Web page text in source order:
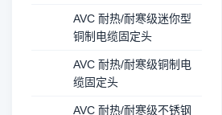
AVC 耐热/耐寒级迷你型
铜制电缆固定头
AVC 耐热/耐寒级铜制电
缆固定头
AVC 耐热/耐寒级不锈钢